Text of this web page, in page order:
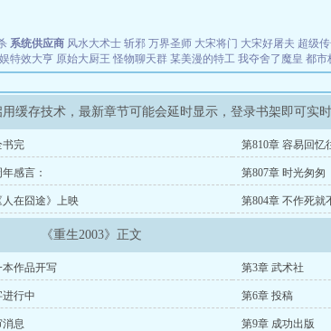
系统供应商 风水大术士 斩邪 万界圣师 大宋将门 大宋好屠夫 超级
特效大亨 原始大厨王 怪物聊天群 某美漫的特工 我夺舍了魔皇 都市
用缓存技术，最新章节可能会延时显示，登录书架即可实时
书完 第810章 容易回忆
感言： 第807章 时光匆匆
人在囧途》上映 第804章 不作死就
《重生2003》正文
本作品开写 第3章 武术社
进行中 第6章 投稿
消息 第9章 成功出版